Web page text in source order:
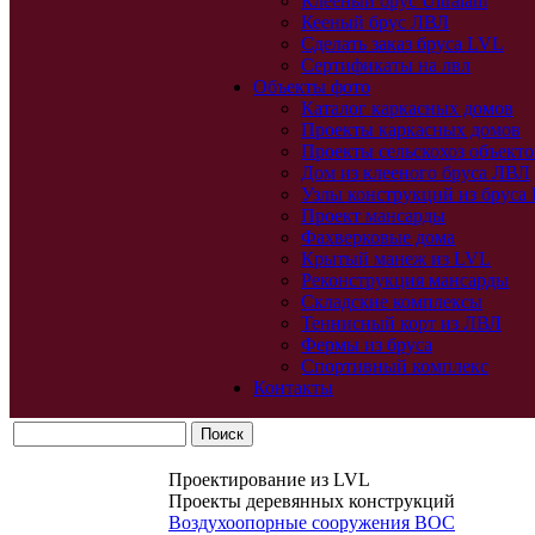
Кееный брус ЛВЛ
Сделать заказ бруса LVL
Сертификаты на лвл
Объекты фото
Каталог каркасных домов
Проекты каркасных домов
Проекты сельскохоз
Дом из клееного бруса ЛВЛ
Узлы конструкций из бруса
Проект мансарды
Фахверковые дома
Крытый манеж из LVL
Реконструкция мансарды
Складские комплексы
Теннисный корт из ЛВЛ
Фермы из бруса
Спортивный комплекс
Контакты
Проектирование из LVL
Проекты деревянных конструкций
Воздухоопорные сооружения ВОС